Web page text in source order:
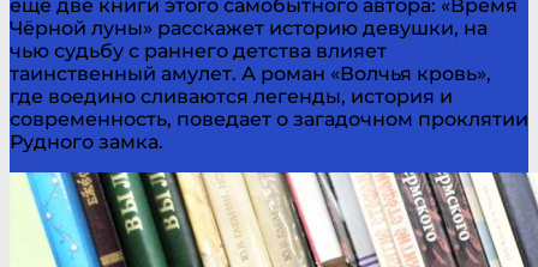
ещё две книги этого самобытного автора: «Время
Чёрной луны» расскажет историю девушки, на
чью судьбу с раннего детства влияет
таинственный амулет. А роман «Волчья кровь»,
где воедино сливаются легенды, история и
современность, поведает о загадочном проклятии
Рудного замка.